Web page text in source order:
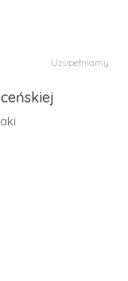
Uzupełniamy